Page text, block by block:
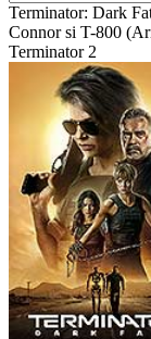
Terminator: Dark
Connor si T-800
Terminator 2